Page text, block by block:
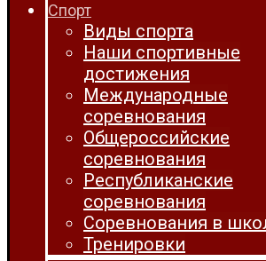
Спорт
Виды спорта
Наши спортивные
достижения
Международные
соревнования
Общероссийские
соревнования
Республиканские
соревнования
Соревнования в
Тренировки